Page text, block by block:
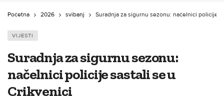
Početna 2026 svibanj Suradnja za sigurnu sezonu: načelnici policije
VIJESTI
Suradnja za sigurnu sezonu:
načelnici policije sastali se u
Crikvenici